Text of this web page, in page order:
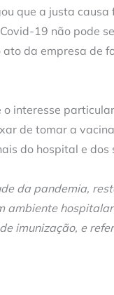
que a justa causa
19 não pode
da empresa de
o interesse
de tomar a
do hospital e dos
da pandemia,
imunização, e